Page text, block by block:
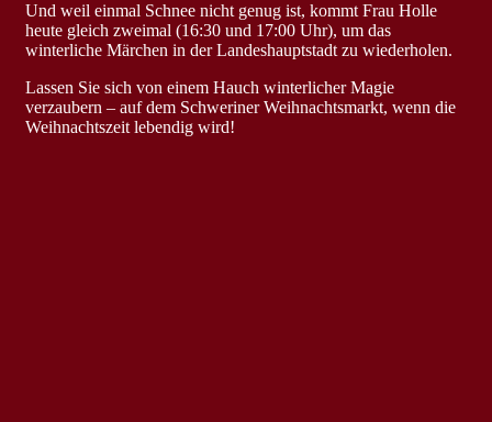
Und weil einmal Schnee nicht genug ist, kommt Frau Holle
heute gleich zweimal (16:30 und 17:00 Uhr), um das
winterliche Märchen in der Landeshauptstadt zu wiederholen.
Lassen Sie sich von einem Hauch winterlicher Magie
verzaubern – auf dem Schweriner Weihnachtsmarkt, wenn die
Weihnachtszeit lebendig wird!